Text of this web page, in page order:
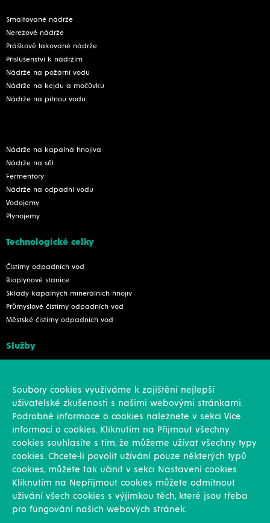
Smaltované nádrže
Nerezové nádrže
Práškově lakované nádrže
Příslušenství k nádržím
Nádrže na požární vodu
Nádrže na kejdu a močůvku
Nádrže na pitnou vodu
Nádrže na kapalná hnojiva
Nádrže na sůl
Fermentory
Nádrže na odpadní vodu
Vodojemy
Plynojemy
Technologické celky
Čistírny odpadních vod
Bioplynové stanice
Sklady kapalných minerálních hnojiv
Průmyslové čistírny odpadních vod
Městské čistírny odpadních vod
Služby
Novinky
Reference
Kariéra
Soubory cookies využíváme k zajištění nejlepší
uživatelské zkušenosti s našimi webovými stránkami.
Podrobné informace o cookies naleznete v sekci Více
informací o cookies. Kliknutím na Přijmout všechny
cookies souhlasíte s tím, že můžeme užívat všechny typy
cookies. Chcete-li povolit užívání pouze některých typů
cookies, můžete tak učinit v sekci Nastavení cookies.
Kliknutím na Nepříjmout cookies můžete odmítnout
uživání všech cookies s výjimkou těch, které jsou třeba
pro fungování našich webových stránek.